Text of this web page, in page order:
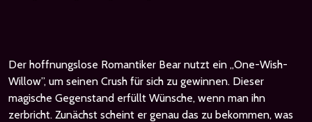
Der hoffnungslose Romantiker Bear nutzt ein „One-Wish-
Willow”, um seinen Crush für sich zu gewinnen. Dieser
magische Gegenstand erfüllt Wünsche, wenn man ihn
zerbricht. Zunächst scheint er genau das zu bekommen, was